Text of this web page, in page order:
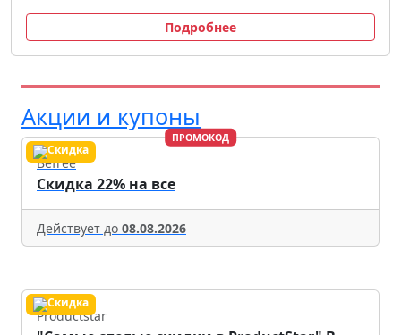
Подробнее
Акции и купоны
ПРОМОКОД
Befree
Скидка 22% на все
Действует до 08.08.2026
Productstar